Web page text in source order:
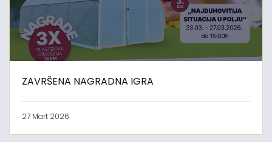
ZAVRŠENA NAGRADNA IGRA
27 Mart 2026